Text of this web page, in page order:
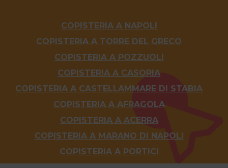
COPISTERIA A NAPOLI
COPISTERIA A TORRE DEL GRECO
COPISTERIA A POZZUOLI
COPISTERIA A CASORIA
COPISTERIA A CASTELLAMMARE DI STABIA
COPISTERIA A AFRAGOLA
COPISTERIA A ACERRA
COPISTERIA A MARANO DI NAPOLI
COPISTERIA A PORTICI